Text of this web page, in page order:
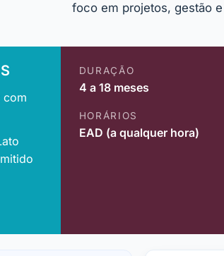
foco em projetos, gestão
com
DURAÇÃO
4 a 18 meses
HORÁRIOS
EAD (a qualquer hora)